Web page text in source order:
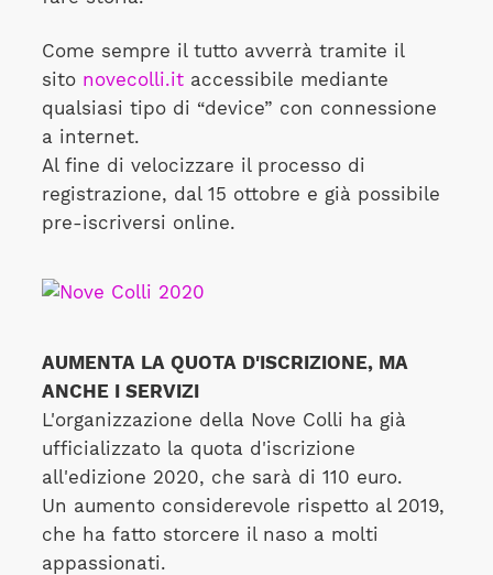
Come sempre il tutto avverrà tramite il
sito novecolli.itaccessibile mediante
qualsiasi tipo di “device” con connessione
a internet.
Al fine di velocizzare il processo di
registrazione, dal 15 ottobre e già possibile
pre-iscriversi online.
AUMENTA LA QUOTA D'ISCRIZIONE, MA
ANCHE I SERVIZI
L'organizzazione della Nove Colli ha già
ufficializzato la quota d'iscrizione
all'edizione 2020, che sarà di 110 euro.
Un aumento considerevole rispetto al 2019,
che ha fatto storcere il naso a molti
appassionati.